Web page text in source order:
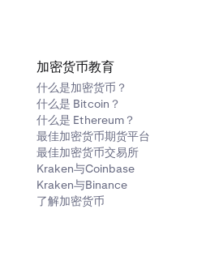
加密货币教育
什么是加密货币？
什么是 Bitcoin？
什么是 Ethereum？
最佳加密货币期货平台
最佳加密货币交易所
Kraken与Coinbase
Kraken与Binance
了解加密货币